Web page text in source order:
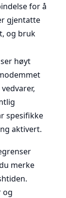
for å
gjentatte
og bruk
høyt
spesifikke
aktivert.
merke
og